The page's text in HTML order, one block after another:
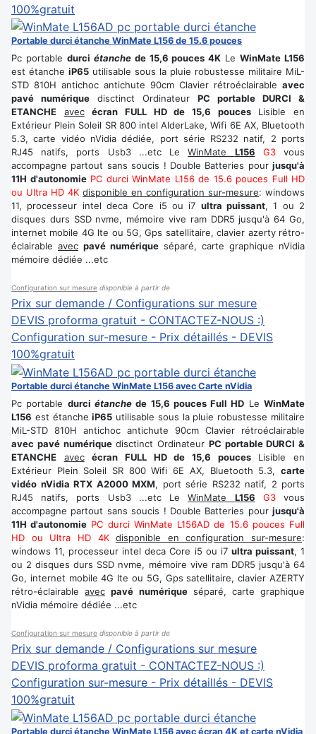
100%gratuit
Portable durci étanche WinMate L156 de 15.6 pouces
Pc portable durci étanchede 15,6 pouces 4K LeWinMate L156
est étanche iP65 utilisable sous la pluie robustesse militaire MiL-
STD 810H antichoc antichute 90cm Clavier rétroéclairable avec
pavé numérique disctinct Ordinateur PC portable DURCI &
ETANCHE
avec écran FULL HD de 15,6 poucesLisible en
Extérieur Plein Soleil SR 800 intel AlderLake, Wifi 6E AX, Bluetooth
5.3, carte vidéo nVidia dédiée, port série RS232 natif, 2 ports
RJ45 natifs, ports Usb3 ...etc LeWinMate L156 G3vous
accompagne partout sans soucis ! Double Batteries pour jusqu'à
11H d'autonomie PC durci WinMate L156 de 15.6 pouces Full HD
ou Ultra HD 4K disponible en configuration sur-mesure: windows
11, processeur intel deca Core i5 ou i7 ultra puissant, 1 ou 2
disques durs SSD nvme, mémoire vive ram DDR5 jusqu'à 64 Go,
internet mobile 4G lte ou 5G, Gps satellitaire, clavier azerty rétro-
éclairable avec pavé numérique séparé, carte graphique nVidia
mémoire dédiée ...etc
Configuration sur mesure disponible à partir de
Prix sur demande / Configurations sur mesure
DEVIS proforma gratuit - CONTACTEZ-NOUS :)
Configuration sur-mesure - Prix détaillés - DEVIS
100%gratuit
Portable durci étanche WinMate L156 avec Carte nVidia
Pc portable durci étanchede 15,6 pouces Full HD LeWinMate
L156 est étancheiP65 utilisable sous la pluie robustesse militaire
MiL-STD 810H antichoc antichute 90cm Clavier rétroéclairable
avec pavé numériquedisctinct Ordinateur PC portable DURCI &
ETANCHE
avec écran FULL HD de 15,6 poucesLisible en
Extérieur Plein Soleil SR 800 Wifi 6E AX, Bluetooth 5.3, carte
vidéo nVidia RTX A2000 MXM, port série RS232 natif, 2 ports
RJ45 natifs, ports Usb3 ...etc LeWinMate L156 G3vous
accompagne partout sans soucis ! Double Batteries pour jusqu'à
11H d'autonomie PC durci WinMate L156AD de 15.6 pouces Full
HD ou Ultra HD 4K
disponible en configuration sur-mesure:
windows 11, processeur intel deca Core i5 ou i7 ultra puissant, 1
ou 2 disques durs SSD nvme, mémoire vive ram DDR5 jusqu'à 64
Go, internet mobile 4G lte ou 5G, Gps satellitaire, clavier AZERTY
rétro-éclairableavec pavé numériqueséparé, carte graphique
nVidia mémoire dédiée ...etc
Configuration sur mesure disponible à partir de
Prix sur demande / Configurations sur mesure
DEVIS proforma gratuit - CONTACTEZ-NOUS :)
Configuration sur-mesure - Prix détaillés - DEVIS
100%gratuit
Portable durci étanche WinMate L156 avec écran 4K et carte nVidia